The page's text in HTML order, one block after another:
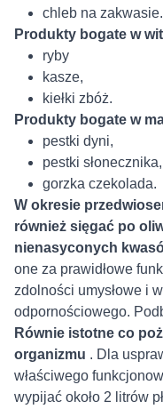
chleb na zakwasie.
Produkty bogate w
ryby
kasze,
kiełki zbóż.
Produkty bogate w
pestki dyni,
pestki słonecznika,
gorzka czekolada.
W okresie
również sięgać po
nienasyconych
one za prawidłowe
zdolności umysłowe i
odpornościowego.
Równie istotne co
organizmu . Dla
właściwego
wypijać około 2 litrów